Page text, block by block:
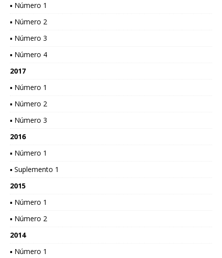
▪ Número 1
▪ Número 2
▪ Número 3
▪ Número 4
2017
▪ Número 1
▪ Número 2
▪ Número 3
2016
▪ Número 1
▪ Suplemento 1
2015
▪ Número 1
▪ Número 2
2014
▪ Número 1